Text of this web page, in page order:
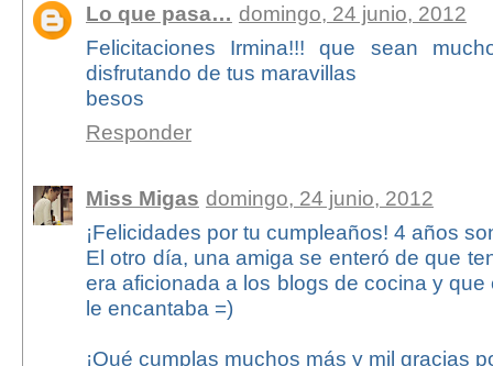
Lo que pasa… domingo, 24 junio, 2012
Felicitaciones Irmina!!! que sean
disfrutando de tus maravillas
besos
Responder
Miss Migas domingo, 24 junio, 2012
¡Felicidades por tu cumpleaños! 4 años
El otro día, una amiga se enteró de que
era aficionada a los blogs de cocina y
le encantaba =)
¡Qué cumplas muchos más y mil gracias